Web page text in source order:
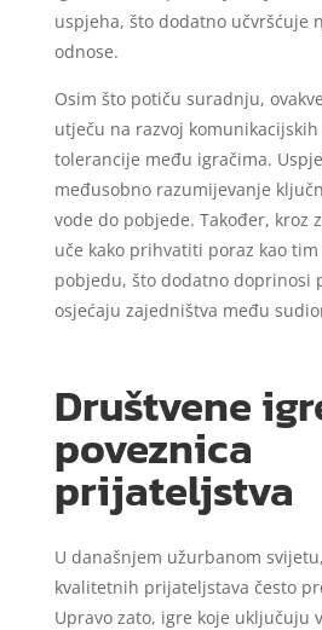
uspjeha, što dodatno učvršćuje
odnose.
Osim što potiču suradnju,
utječu na razvoj
tolerancije među igračima.
međusobno razumijevanje
vode do pobjede. Također, kroz
uče kako prihvatiti poraz kao
pobjedu, što dodatno doprinosi
osjećaju zajedništva među
Društvene
poveznica
prijateljstva
U današnjem užurbanom
kvalitetnih prijateljstava često
Upravo zato, igre koje uključuju